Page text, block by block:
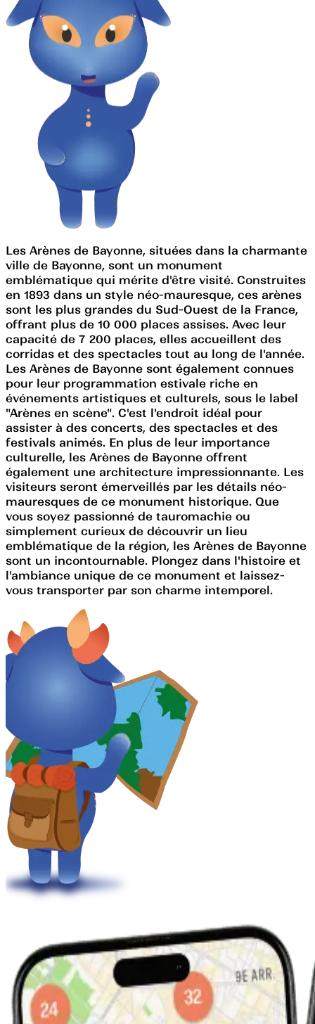
Les Arènes de Bayonne, situées dans la charmante
ville de Bayonne, sont un monument
emblématique qui mérite d'être visité. Construites
en 1893 dans un style néo-mauresque, ces arènes
sont les plus grandes du Sud-Ouest de la France,
offrant plus de 10 000 places assises. Avec leur
capacité de 7 200 places, elles accueillent des
corridas et des spectacles tout au long de l'année.
Les Arènes de Bayonne sont également connues
pour leur programmation estivale riche en
événements artistiques et culturels, sous le label
"Arènes en scène". C'est l'endroit idéal pour
assister à des concerts, des spectacles et des
festivals animés. En plus de leur importance
culturelle, les Arènes de Bayonne offrent
également une architecture impressionnante. Les
visiteurs seront émerveillés par les détails néo-
mauresques de ce monument historique. Que
vous soyez passionné de tauromachie ou
simplement curieux de découvrir un lieu
emblématique de la région, les Arènes de Bayonne
sont un incontournable. Plongez dans l'histoire et
l'ambiance unique de ce monument et laissez-
vous transporter par son charme intemporel.